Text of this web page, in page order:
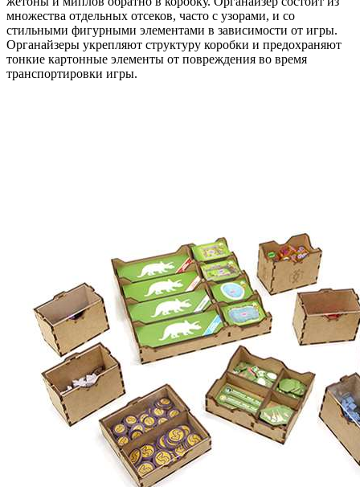
множества отдельных отсеков, часто с узорами, и со
стильными фигурными элементами в зависимости от игры.
Органайзеры укрепляют структуру коробки и предохраняют
тонкие картонные элементы от повреждения во время
транспортировки игры.